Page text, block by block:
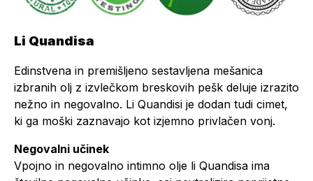
Li Quandisa
Edinstvena in premišljeno sestavljena mešanica
izbranih olj z izvlečkom breskovih pešk deluje izrazito
nežno in negovalno. Li Quandisi je dodan tudi cimet,
ki ga moški zaznavajo kot izjemno privlačen vonj.
Negovalni učinek
Vpojno in negovalno intimno olje li Quandisa ima